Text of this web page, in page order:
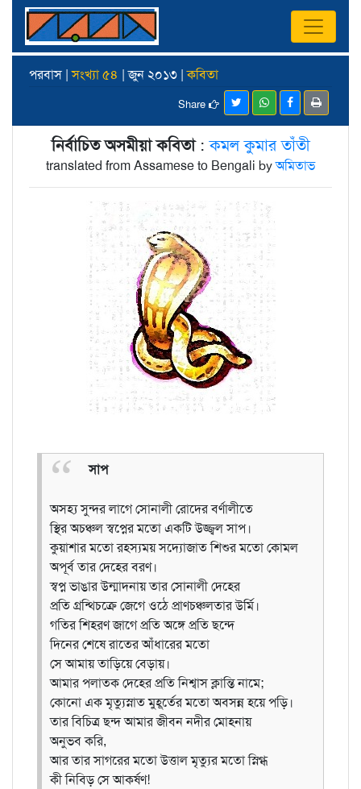
পরবাস |সংখ্যা ৫৪ | জুন ২০১৩ |কবিতা
Share
নির্বাচিত অসমীয়া কবিতা:কমল কুমার তাঁতী
translated from Assamese to Bengali byঅমিতাভ
সাপ
অসহ্য সুন্দর লাগে সোনালী রোদের বর্ণালীতে
স্থির অচঞ্চল স্বপ্নের মতো একটি উজ্জ্বল সাপ।
কুয়াশার মতো রহস্যময় সদ্যোজাত শিশুর মতো কোমল
অপূর্ব তার দেহের বরণ।
স্বপ্ন ভাঙার উন্মাদনায় তার সোনালী দেহের
প্রতি গ্রন্থিচক্রে জেগে ওঠে প্রাণচঞ্চলতার উর্মি।
গতির শিহরণ জাগে প্রতি অঙ্গে প্রতি ছন্দে
দিনের শেষে রাতের আঁধারের মতো
সে আমায় তাড়িয়ে বেড়ায়।
আমার পলাতক দেহের প্রতি নিশ্বাস ক্লান্তি নামে;
কোনো এক মৃত্যুস্নাত মুহূর্তের মতো অবসন্ন হয়ে পড়ি।
তার বিচিত্র ছন্দ আমার জীবন নদীর মোহনায়
অনুভব করি,
আর তার সাগরের মতো উত্তাল মৃত্যুর মতো স্নিগ্ধ
কী নিবিড় সে আকর্ষণ!